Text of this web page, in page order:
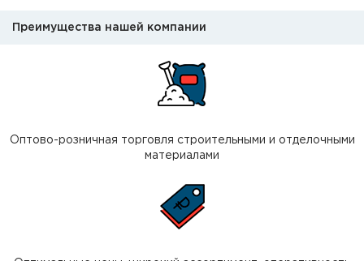
Преимущества нашей компании
Оптово-розничная торговля строительными и отделочными
материалами